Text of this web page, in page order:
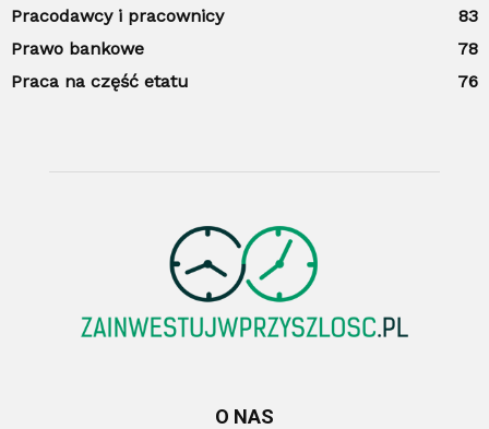
Pracodawcy i pracownicy
83
Prawo bankowe
78
Praca na część etatu
76
O NAS